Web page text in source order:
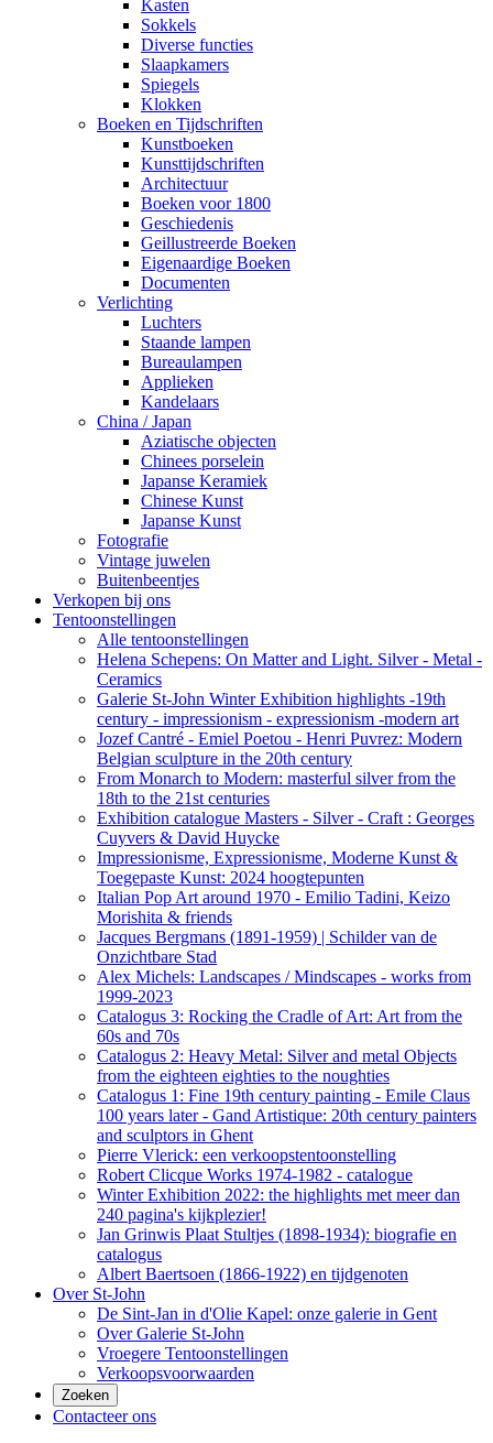
Kasten
Sokkels
Diverse functies
Slaapkamers
Spiegels
Klokken
Boeken en Tijdschriften
Kunstboeken
Kunsttijdschriften
Architectuur
Boeken voor 1800
Geschiedenis
Geillustreerde Boeken
Eigenaardige Boeken
Documenten
Verlichting
Luchters
Staande lampen
Bureaulampen
Applieken
Kandelaars
China / Japan
Aziatische objecten
Chinees porselein
Japanse Keramiek
Chinese Kunst
Japanse Kunst
Fotografie
Vintage juwelen
Buitenbeentjes
Verkopen bij ons
Tentoonstellingen
Alle tentoonstellingen
Helena Schepens: On Matter and Light. Silver - Metal -
Ceramics
Galerie St-John Winter Exhibition highlights -19th
century - impressionism - expressionism -modern art
Jozef Cantré - Emiel Poetou - Henri Puvrez: Modern
Belgian sculpture in the 20th century
From Monarch to Modern: masterful silver from the
18th to the 21st centuries
Exhibition catalogue Masters - Silver - Craft : Georges
Cuyvers & David Huycke
Impressionisme, Expressionisme, Moderne Kunst &
Toegepaste Kunst: 2024 hoogtepunten
Italian Pop Art around 1970 - Emilio Tadini, Keizo
Morishita & friends
Jacques Bergmans (1891-1959) | Schilder van de
Onzichtbare Stad
Alex Michels: Landscapes / Mindscapes - works from
1999-2023
Catalogus 3: Rocking the Cradle of Art: Art from the
60s and 70s
Catalogus 2: Heavy Metal: Silver and metal Objects
from the eighteen eighties to the noughties
Catalogus 1: Fine 19th century painting - Emile Claus
100 years later - Gand Artistique: 20th century painters
and sculptors in Ghent
Pierre Vlerick: een verkoopstentoonstelling
Robert Clicque Works 1974-1982 - catalogue
Winter Exhibition 2022: the highlights met meer dan
240 pagina's kijkplezier!
Jan Grinwis Plaat Stultjes (1898-1934): biografie en
catalogus
Albert Baertsoen (1866-1922) en tijdgenoten
Over St-John
De Sint-Jan in d'Olie Kapel: onze galerie in Gent
Over Galerie St-John
Vroegere Tentoonstellingen
Verkoopsvoorwaarden
Zoeken
Contacteer ons